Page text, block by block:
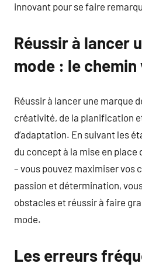
innovant pour se faire
Réussir à lancer
mode : le
Réussir à lancer une marque
créativité, de la planification
d’adaptation. En suivant les
du concept à la mise en
– vous pouvez maximiser vos
passion et détermination,
obstacles et réussir à faire
mode.
Les erreurs